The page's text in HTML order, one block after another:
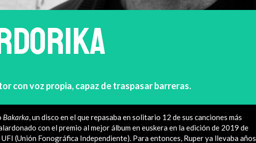
con voz propia, capaz de traspasar barreras.
Bakarka, un disco en el que repasaba en solitario 12 de sus canciones más
con el premio al mejor álbum en euskera en la edición de 2019 de
(Unión Fonográfica Independiente). Para entonces, Ruper ya llevaba años